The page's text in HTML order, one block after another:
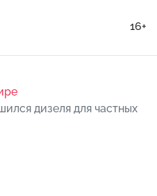
16+
дизеля для частных